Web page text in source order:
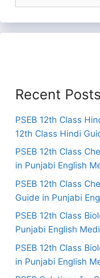
Recent Posts
PSEB 12th Class
12th Class Hindi
PSEB 12th Class
in Punjabi English
PSEB 12th Class
Guide in Punjabi
PSEB 12th Class
Punjabi English
PSEB 12th Class
in Punjabi English